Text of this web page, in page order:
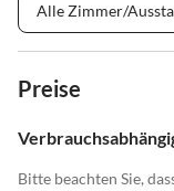
Alle Zimmer/
Preise
Bitte beachten Sie,